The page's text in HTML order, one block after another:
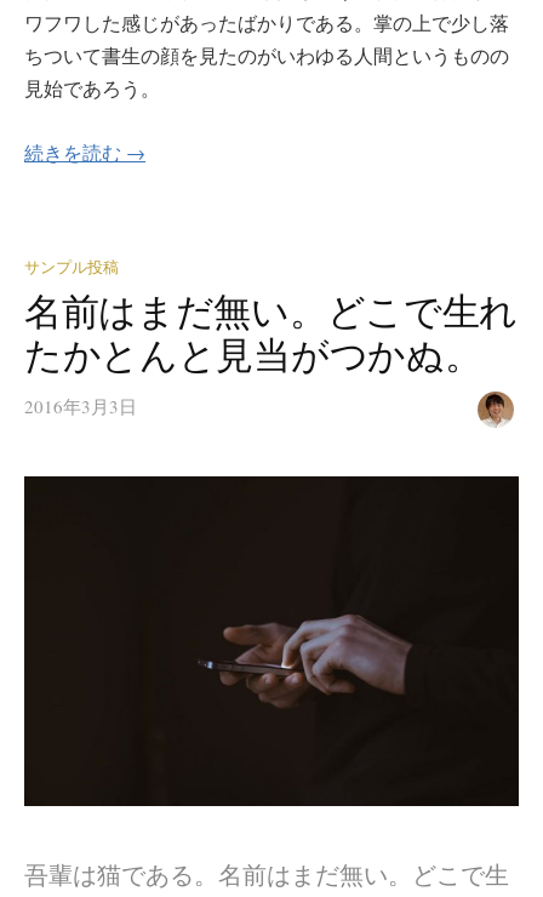
ワフワした感じがあったばかりである。掌の上で少し落
ちついて書生の顔を見たのがいわゆる人間というものの
見始であろう。
続きを読む →
サンプル投稿
名前はまだ無い。どこで生れ
たかとんと見当がつかぬ。
2016年3月3日
吾輩は猫である。名前はまだ無い。どこで生